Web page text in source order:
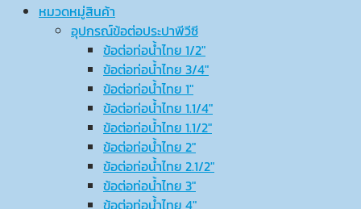
หมวดหมู่สินค้า
อุปกรณ์ข้อต่อประปาพีวีซี
ข้อต่อท่อน้ำไทย 1/2″
ข้อต่อท่อน้ำไทย 3/4″
ข้อต่อท่อน้ำไทย 1″
ข้อต่อท่อน้ำไทย 1.1/4″
ข้อต่อท่อน้ำไทย 1.1/2″
ข้อต่อท่อน้ำไทย 2″
ข้อต่อท่อน้ำไทย 2.1/2″
ข้อต่อท่อน้ำไทย 3″
ข้อต่อท่อน้ำไทย 4″